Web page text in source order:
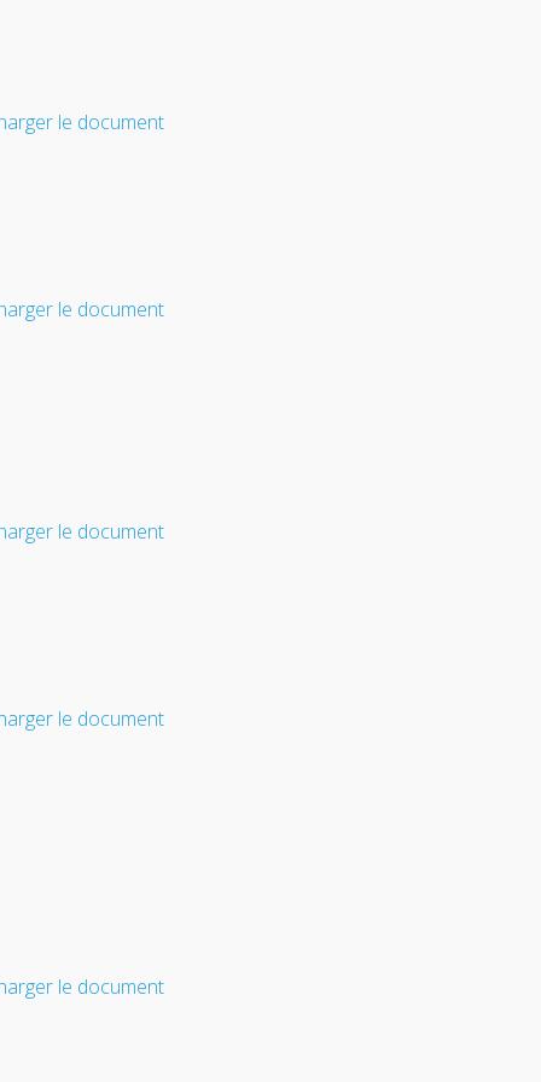
le document
le document
le document
le document
le document